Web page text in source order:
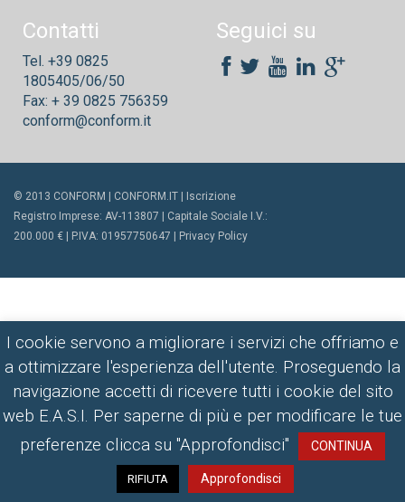
Contatti
Tel. +39 0825
1805405/06/50
Fax: + 39 0825 756359
conform@conform.it
Seguici su
© 2013 CONFORM | CONFORM.IT | Iscrizione
Registro Imprese: AV-113807 | Capitale Sociale I.V.:
200.000 € | P.IVA: 01957750647 |
Privacy Policy
I cookie servono a migliorare i servizi che offriamo e
a ottimizzare l'esperienza dell'utente. Proseguendo la
navigazione accetti di ricevere tutti i cookie del sito
web E.A.S.I. Per saperne di più e per modificare le tue
preferenze clicca su "Approfondisci"
CONTINUA
RIFIUTA Approfondisci